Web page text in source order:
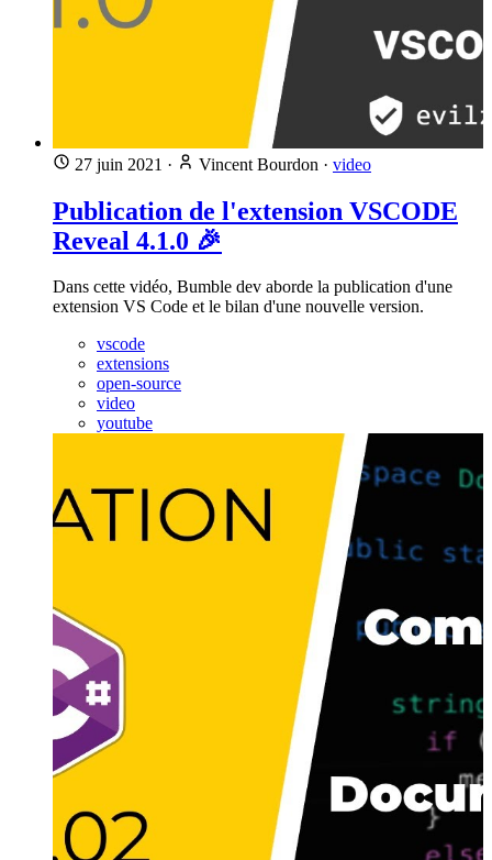
27 juin 2021 · Vincent Bourdon · video
Publication de l'extension VSCODE
Reveal 4.1.0 🎉
Dans cette vidéo, Bumble dev aborde la publication d'une
extension VS Code et le bilan d'une nouvelle version.
vscode
extensions
open-source
video
youtube